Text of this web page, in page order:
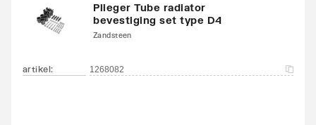
Plieger Tube radiator
bevestiging set type D4
Zandsteen
artikel: 1268082